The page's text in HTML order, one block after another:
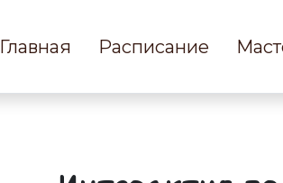
Главная Расписание